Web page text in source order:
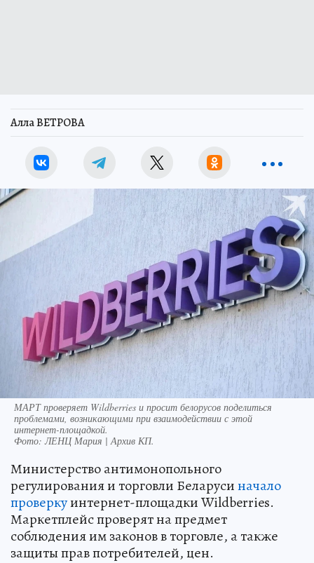
Алла ВЕТРОВА
МАРТ проверяет Wildberries и просит белорусов поделиться
проблемами, возникающими при взаимодействии с этой
интернет-площадкой.
Фото:ЛЕНЦ Мария | Архив КП.
Министерство антимонопольного
регулирования и торговли Беларусиначало
проверкуинтернет-площадки Wildberries.
Маркетплейс проверят на предмет
соблюдения им законов в торговле, а также
защиты прав потребителей, цен.